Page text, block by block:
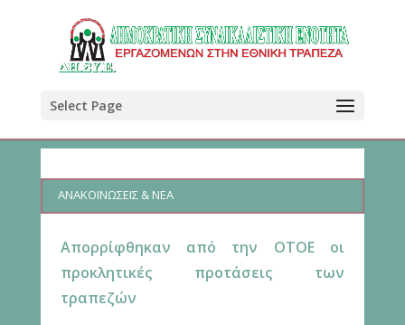
Select Page
ΑΝΑΚΟΙΝΩΣΕΙΣ & ΝΕΑ
Aπορρίφθηκαν από την ΟΤΟΕ οι
προκλητικές προτάσεις των
τραπεζών